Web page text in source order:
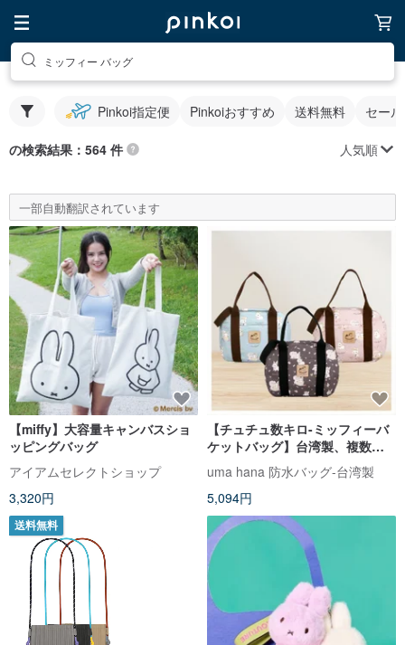
ミッフィー バッグ
Pinkoi指定便 Pinkoiおすすめ 送料無料 セー
の検索結果：564 件 人気順
一部自動翻訳されています
【miffy】大容量キャンバスショ
ッピングバッグ
アイアムセレクトショップ
3,320円
【チュチュ数キロ-ミッフィーバ
ケットバッグ】台湾製、複数の
コンパートメント、斜めのバッ
ク、持ち運び可能な両用防水バ
ッグ
uma hana 防水バッグ-台湾製
5,094円
送料無料